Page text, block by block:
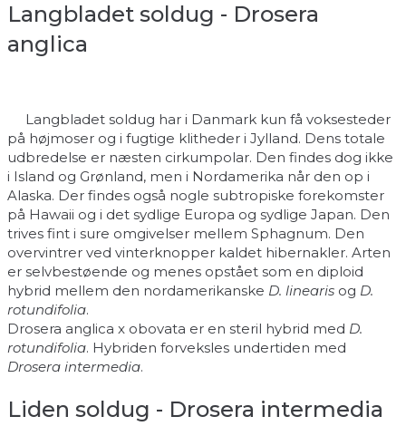
Langbladet soldug - Drosera
anglica
Langbladet soldug har i Danmark kun få voksesteder
på højmoser og i fugtige klitheder i Jylland. Dens totale
udbredelse er næsten cirkumpolar. Den findes dog ikke
i Island og Grønland, men i Nordamerika når den op i
Alaska. Der findes også nogle subtropiske forekomster
på Hawaii og i det sydlige Europa og sydlige Japan. Den
trives fint i sure omgivelser mellem Sphagnum. Den
overvintrer ved vinterknopper kaldet hibernakler. Arten
er selvbestøende og menes opstået som en diploid
hybrid mellem den nordamerikanske D. linearis og D.
rotundifolia.
Drosera anglica x obovata er en steril hybrid med D.
rotundifolia. Hybriden forveksles undertiden med
Drosera intermedia.
Liden soldug - Drosera intermedia